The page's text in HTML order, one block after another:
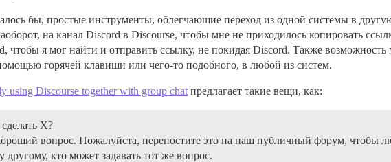
бы, простые инструменты, облегчающие переход из одной системы в
на канал Discord в Discourse, чтобы мне не приходилось копировать
я мог найти и отправить ссылку, не покидая Discord. Также возможность
горячей клавиши или чего-то подобного, в любой из систем.
using Discourse together with group chat предлагает такие вещи, как:
X?
вопрос. Пожалуйста, перепостите это на наш публичный форум, чтобы
кто может задавать тот же вопрос.